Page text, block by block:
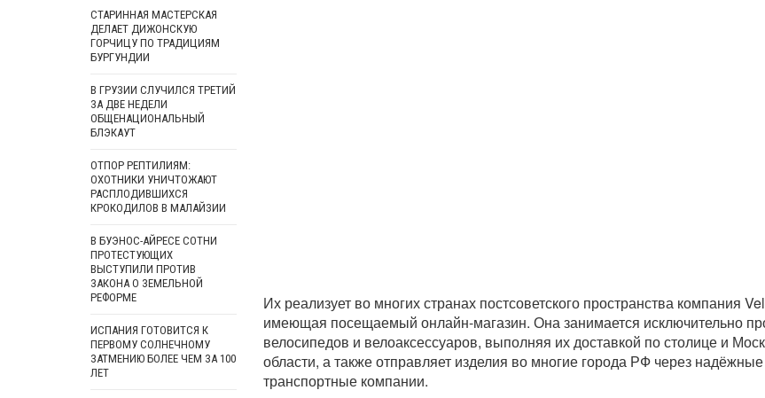
Их реализует во многих странах постсоветского пространства компания
имеющая посещаемый онлайн-магазин. Она занимается исключительно
велосипедов и велоаксессуаров, выполняя их доставкой по столице и
области, а также отправляет изделия во многие города РФ через надёжные
транспортные компании.
СТАРИННАЯ МАСТЕРСКАЯ
ДЕЛАЕТ ДИЖОНСКУЮ
ГОРЧИЦУ ПО ТРАДИЦИЯМ
БУРГУНДИИ
В ГРУЗИИ СЛУЧИЛСЯ ТРЕТИЙ
ЗА ДВЕ НЕДЕЛИ
ОБЩЕНАЦИОНАЛЬНЫЙ
БЛЭКАУТ
ОТПОР РЕПТИЛИЯМ:
ОХОТНИКИ УНИЧТОЖАЮТ
РАСПЛОДИВШИХСЯ
КРОКОДИЛОВ В МАЛАЙЗИИ
В БУЭНОС-АЙРЕСЕ СОТНИ
ПРОТЕСТУЮЩИХ
ВЫСТУПИЛИ ПРОТИВ
ЗАКОНА О ЗЕМЕЛЬНОЙ
РЕФОРМЕ
ИСПАНИЯ ГОТОВИТСЯ К
ПЕРВОМУ СОЛНЕЧНОМУ
ЗАТМЕНИЮ БОЛЕЕ ЧЕМ ЗА 100
ЛЕТ